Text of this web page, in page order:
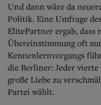
Und dann wäre da
Politik. Eine Umfrage
ElitePartner ergab, dass
Übereinstimmung oft
Kennenlernvorgangs
die Berliner: Jeder
große Liebe zu
Partei wählt.